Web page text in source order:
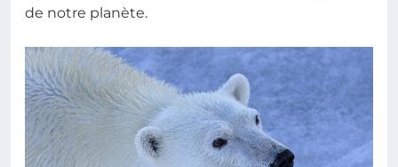
de notre planète.